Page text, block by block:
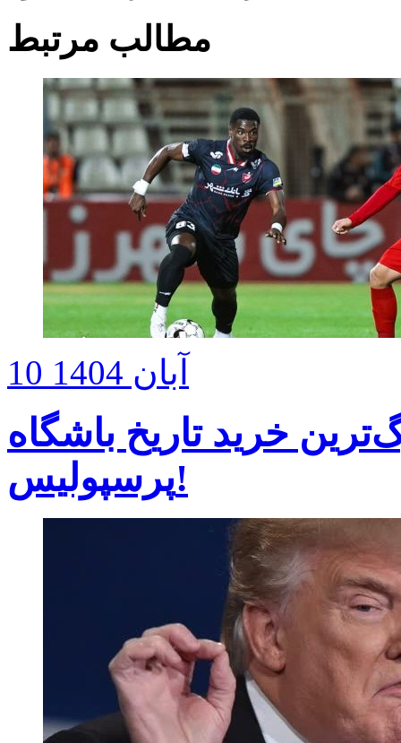
مطالب مرتبط
10 آبان 1404
خرید تاریخ باشگاه
پرسپولیس!